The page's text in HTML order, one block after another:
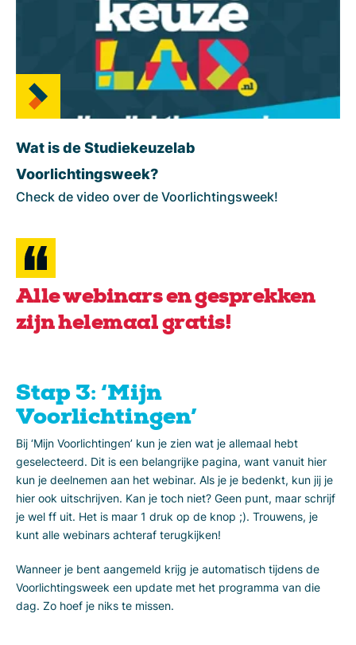
Wat is de Studiekeuzelab
Voorlichtingsweek?
Check de video over de Voorlichtingsweek!
Alle webinars en gesprekken
zijn helemaal gratis!
Stap 3: ‘Mijn
Voorlichtingen’
Bij ‘Mijn Voorlichtingen’ kun je zien wat je allemaal hebt
geselecteerd. Dit is een belangrijke pagina, want vanuit hier
kun je deelnemen aan het webinar. Als je je bedenkt, kun jij je
hier ook uitschrijven. Kan je toch niet? Geen punt, maar schrijf
je wel ff uit. Het is maar 1 druk op de knop ;). Trouwens, je
kunt alle webinars achteraf terugkijken!
Wanneer je bent aangemeld krijg je automatisch tijdens de
Voorlichtingsweek een update met het programma van die
dag. Zo hoef je niks te missen.